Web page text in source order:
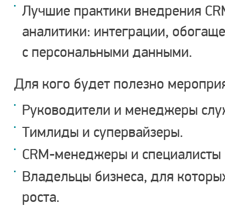
Лучшие практики внедрения
аналитики: интеграции,
с персональными данными.
Для кого будет полезно
Руководители и менеджеры
Тимлиды и супервайзеры.
CRM-менеджеры и специалисты
Владельцы бизнеса, для
роста.